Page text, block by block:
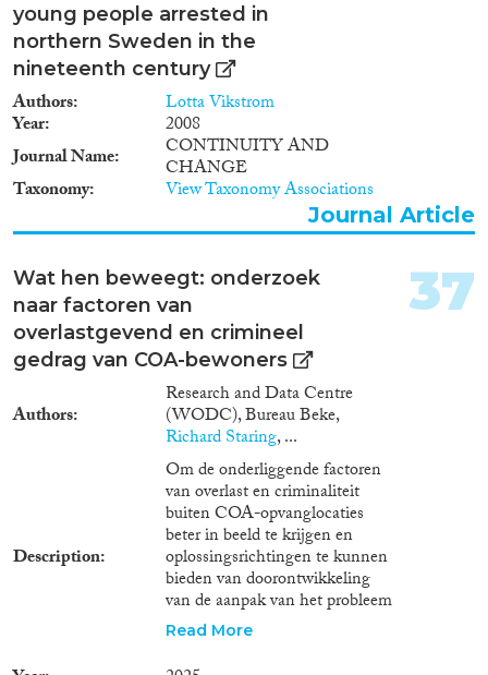
young people arrested in
northern Sweden in the
nineteenth century
Authors Lotta Vikstrom
Year
2008
Journal Name
CONTINUITY AND
CHANGE
Taxonomy View Taxonomy Associations
Journal Article
Wat hen beweegt: onderzoek
naar factoren van
overlastgevend en crimineel
gedrag van COA-bewoners
Authors
Research and Data Centre
(WODC), Bureau Beke,
Richard Staring, ...
Description
Om de onderliggende factoren
van overlast en criminaliteit
buiten COA-opvanglocaties
beter in beeld te krijgen en
oplossingsrichtingen te kunnen
bieden van doorontwikkeling
van de aanpak van het probleem
zijn verschillende
Deze onderzoeksvragen zijn in
Read More
37